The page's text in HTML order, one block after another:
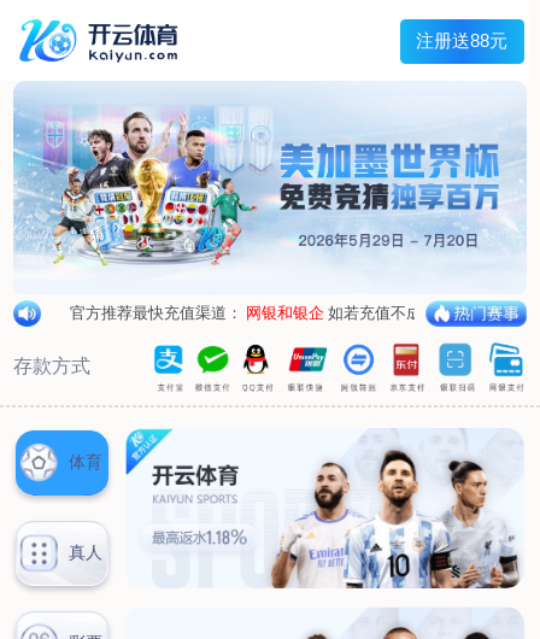
Menu
网站首页
关于我们
产品中心
荣誉资质
厂区设备
人才招聘
新闻中心
销售网点